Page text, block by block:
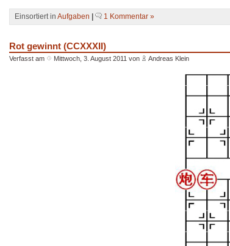
Einsortiert inAufgaben | 1 Kommentar »
Rot gewinnt (CCXXXII)
Verfasst am Mittwoch, 3. August 2011 von Andreas Klein